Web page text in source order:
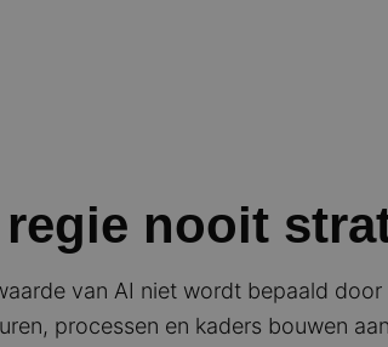
regie nooit
van AI niet wordt bepaald
processen en kaders bouwen